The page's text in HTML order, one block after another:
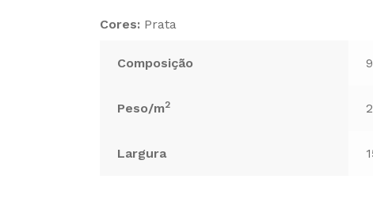
Cores: Prata
Composição
Peso/m2
Largura